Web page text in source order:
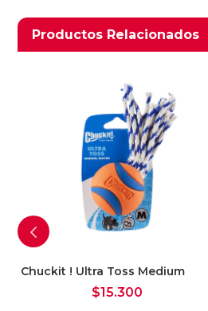
suave. Material interior
microfibra, contenido en
(TNT), separado en 3
lado de la cama. Funda
removible y lavable.
Talla M, medidas 65x 50 x
Productos Relacionados
Productos
Chuckit ! Ultra Toss Medium
$15.300